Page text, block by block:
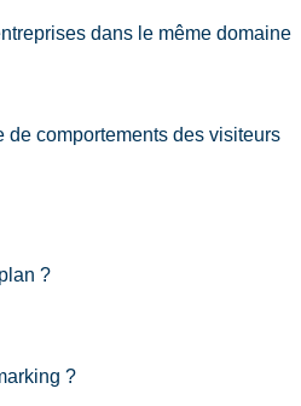
dans le même domaine
de comportements des visiteurs
?
?